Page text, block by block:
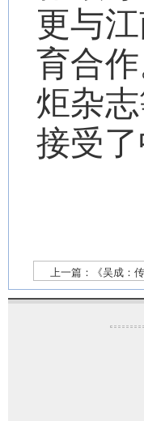
更与
育合
炬杂
接受
上一篇： 《吴成：